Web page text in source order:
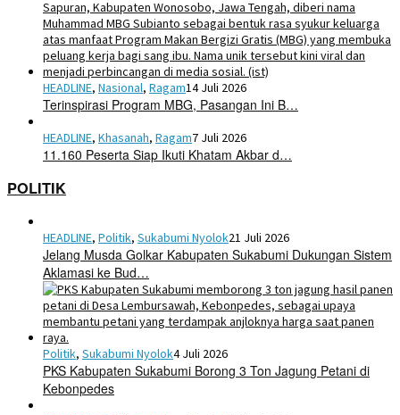
HEADLINE, Nasional, Ragam14 Juli 2026
Terinspirasi Program MBG, Pasangan Ini B…
HEADLINE, Khasanah, Ragam7 Juli 2026
11.160 Peserta Siap Ikuti Khatam Akbar d…
POLITIK
HEADLINE, Politik, Sukabumi Nyolok21 Juli 2026
Jelang Musda Golkar Kabupaten Sukabumi Dukungan Sistem
Aklamasi ke Bud…
Politik, Sukabumi Nyolok4 Juli 2026
PKS Kabupaten Sukabumi Borong 3 Ton Jagung Petani di
Kebonpedes